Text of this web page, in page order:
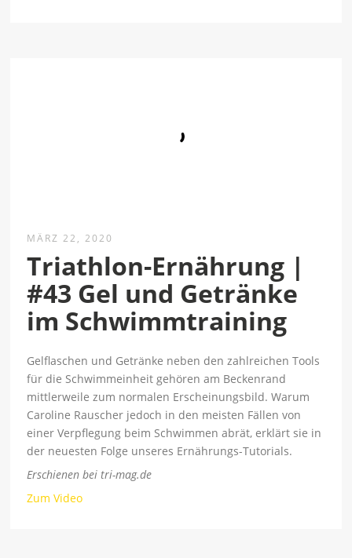
MÄRZ 22, 2020
Triathlon-Ernährung |
#43 Gel und Getränke
im Schwimmtraining
Gelflaschen und Getränke neben den zahlreichen Tools
für die Schwimmeinheit gehören am Beckenrand
mittlerweile zum normalen Erscheinungsbild. Warum
Caroline Rauscher jedoch in den meisten Fällen von
einer Verpflegung beim Schwimmen abrät, erklärt sie in
der neuesten Folge unseres Ernährungs-Tutorials.
Erschienen bei tri-mag.de
Zum Video